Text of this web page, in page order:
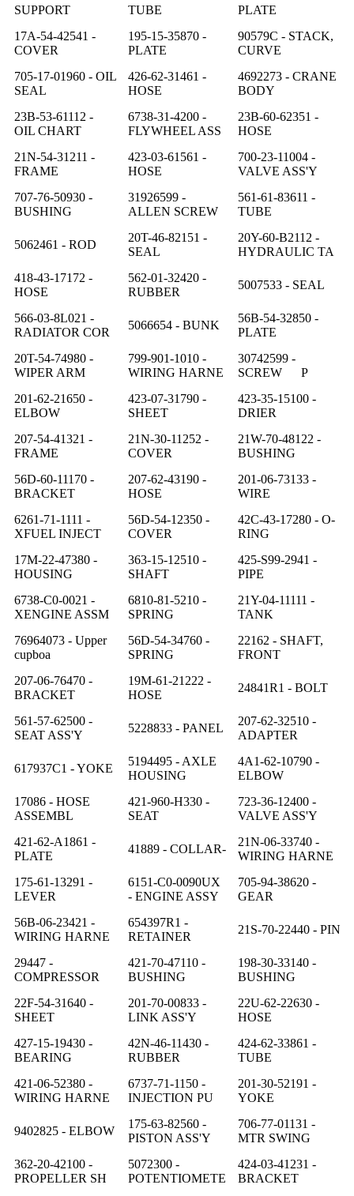
SUPPORT
TUBE
PLATE
17A-54-42541 -
COVER
195-15-35870 -
PLATE
90579C - STACK,
CURVE
705-17-01960 - OIL
SEAL
426-62-31461 -
HOSE
4692273 - CRANE
BODY
23B-53-61112 -
OIL CHART
6738-31-4200 -
FLYWHEEL ASS
23B-60-62351 -
HOSE
21N-54-31211 -
FRAME
423-03-61561 -
HOSE
700-23-11004 -
VALVE ASS'Y
707-76-50930 -
BUSHING
31926599 -
ALLEN SCREW
561-61-83611 -
TUBE
5062461 - ROD
20T-46-82151 -
SEAL
20Y-60-B2112 -
HYDRAULIC TA
418-43-17172 -
HOSE
562-01-32420 -
RUBBER
5007533 - SEAL
566-03-8L021 -
RADIATOR COR
5066654 - BUNK
56B-54-32850 -
PLATE
20T-54-74980 -
WIPER ARM
799-901-1010 -
WIRING HARNE
30742599 -
SCREW P
201-62-21650 -
ELBOW
423-07-31790 -
SHEET
423-35-15100 -
DRIER
207-54-41321 -
FRAME
21N-30-11252 -
COVER
21W-70-48122 -
BUSHING
56D-60-11170 -
BRACKET
207-62-43190 -
HOSE
201-06-73133 -
WIRE
6261-71-1111 -
XFUEL INJECT
56D-54-12350 -
COVER
42C-43-17280 - O-
RING
17M-22-47380 -
HOUSING
363-15-12510 -
SHAFT
425-S99-2941 -
PIPE
6738-C0-0021 -
XENGINE ASSM
6810-81-5210 -
SPRING
21Y-04-11111 -
TANK
76964073 - Upper
cupboa
56D-54-34760 -
SPRING
22162 - SHAFT,
FRONT
207-06-76470 -
BRACKET
19M-61-21222 -
HOSE
24841R1 - BOLT
561-57-62500 -
SEAT ASS'Y
5228833 - PANEL
207-62-32510 -
ADAPTER
617937C1 - YOKE
5194495 - AXLE
HOUSING
4A1-62-10790 -
ELBOW
17086 - HOSE
ASSEMBL
421-960-H330 -
SEAT
723-36-12400 -
VALVE ASS'Y
421-62-A1861 -
PLATE
41889 - COLLAR-
21N-06-33740 -
WIRING HARNE
175-61-13291 -
LEVER
6151-C0-0090UX
- ENGINE ASSY
705-94-38620 -
GEAR
56B-06-23421 -
WIRING HARNE
654397R1 -
RETAINER
21S-70-22440 - PIN
29447 -
COMPRESSOR
421-70-47110 -
BUSHING
198-30-33140 -
BUSHING
22F-54-31640 -
SHEET
201-70-00833 -
LINK ASS'Y
22U-62-22630 -
HOSE
427-15-19430 -
BEARING
42N-46-11430 -
RUBBER
424-62-33861 -
TUBE
421-06-52380 -
WIRING HARNE
6737-71-1150 -
INJECTION PU
201-30-52191 -
YOKE
9402825 - ELBOW
175-63-82560 -
PISTON ASS'Y
706-77-01131 -
MTR SWING
362-20-42100 -
PROPELLER SH
5072300 -
POTENTIOMETE
424-03-41231 -
BRACKET